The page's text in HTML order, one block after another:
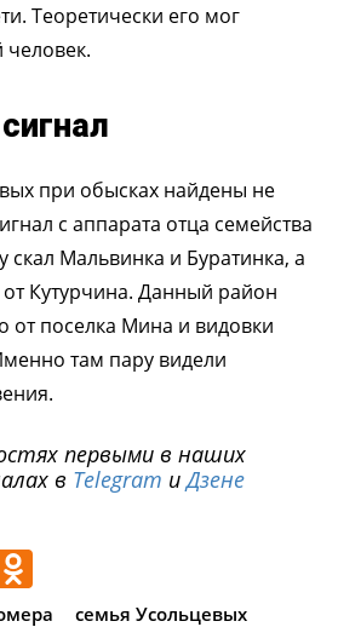
Теоретически его мог
человек.
при обысках найдены не
с аппарата отца семейства
скал Мальвинка и Буратинка, а
Кутурчина. Данный район
от поселка Мина и видовки
там пару видели
первыми в наших
в Telegram иДзене
семья Усольцевых